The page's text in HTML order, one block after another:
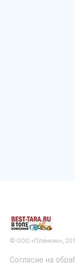
© ООО «Плёнкин»,
Согласие на